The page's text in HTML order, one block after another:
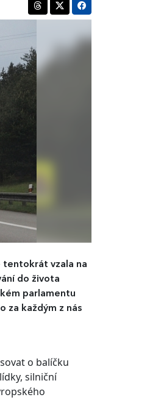
tentokrát vzala na
do života
parlamentu
za každým z nás
o balíčku
silniční